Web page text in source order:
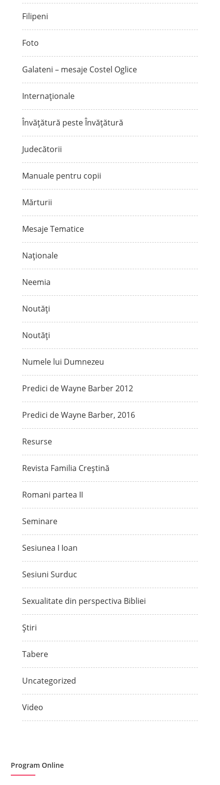
Filipeni
Foto
Galateni – mesaje Costel Oglice
Internaționale
Învățătură peste Învățătură
Judecătorii
Manuale pentru copii
Mărturii
Mesaje Tematice
Naționale
Neemia
Noutăți
Noutăți
Numele lui Dumnezeu
Predici de Wayne Barber 2012
Predici de Wayne Barber, 2016
Resurse
Revista Familia Creștină
Romani partea II
Seminare
Sesiunea I Ioan
Sesiuni Surduc
Sexualitate din perspectiva Bibliei
Știri
Tabere
Uncategorized
Video
Program Online